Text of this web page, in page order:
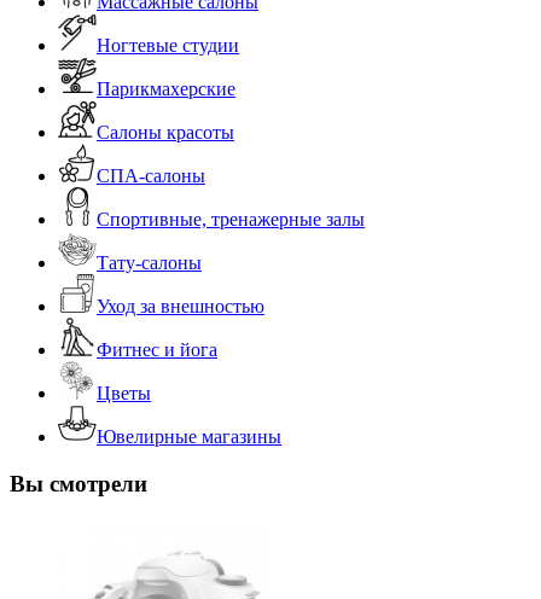
Ногтевые студии
Парикмахерские
Салоны красоты
СПА-салоны
Спортивные, тренажерные залы
Тату-салоны
Уход за внешностью
Фитнес и йога
Цветы
Ювелирные магазины
Вы смотрели